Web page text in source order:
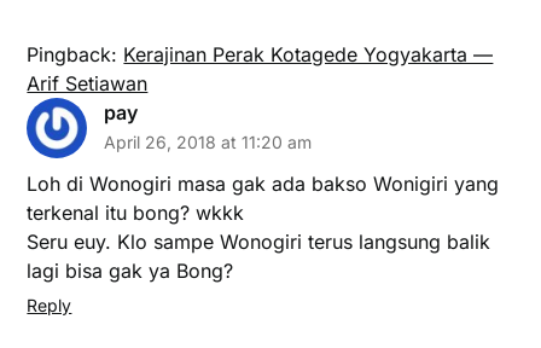
Pingback: Kerajinan Perak Kotagede Yogyakarta —
Arif Setiawan
pay
April 26, 2018 at 11:20 am
Loh di Wonogiri masa gak ada bakso Wonigiri yang
terkenal itu bong? wkkk
Seru euy. Klo sampe Wonogiri terus langsung balik
lagi bisa gak ya Bong?
Reply